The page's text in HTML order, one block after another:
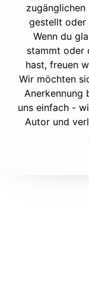
gestellt oder
Wenn du
stammt oder
hast, freuen
Wir möchten
Anerkennung
uns einfach -
Autor und